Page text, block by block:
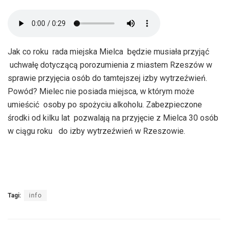
Jak co roku rada miejska Mielca będzie musiała przyjąć
uchwałę dotyczącą porozumienia z miastem Rzeszów w
sprawie przyjęcia osób do tamtejszej izby wytrzeźwień.
Powód? Mielec nie posiada miejsca, w którym może
umieścić osoby po spożyciu alkoholu. Zabezpieczone
środki od kilku lat pozwalają na przyjęcie z Mielca 30 osób
w ciągu roku do izby wytrzeźwień w Rzeszowie.
Tagi: info